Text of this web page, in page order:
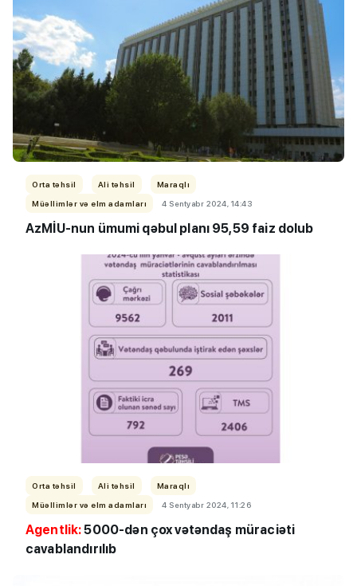
Orta təhsil Ali təhsil
Maraqlı
Müəllimlər və elm adamları
4 Sentyabr 2024, 14:43
AzMİU-nun ümumi qəbul planı 95,59 faiz dolub
Orta təhsil Ali təhsil
Maraqlı
Müəllimlər və elm adamları
4 Sentyabr 2024, 11:26
Agentlik:5000-dən çox vətəndaş müraciəti
cavablandırılıb